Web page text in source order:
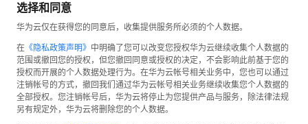
选择和同意
华为云仅在获得您的同意后，收集提供服务所必须的个人数据。
在 《隐私政策声明》 中明确了您可以改变您授权华为云继续收集个人数据的
范围或撤回您的授权，但您撤回同意或授权的决定，不会影响此前基于您的
授权而开展的个人数据处理行为。在华为云帐号相关业务中，您也可以通过
注销帐号的方式，撤回我们通过华为云帐号相关业务继续收集您个人数据的
全部授权。您注销帐号后，华为云将停止为您提供产品与服务，除法律法规
另有规定外，华为云将删除您的个人数据。